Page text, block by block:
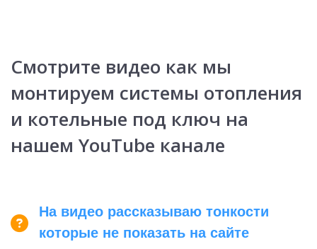
Смотрите видео как мы
монтируем системы отопления
и котельные под ключ на
нашем YouTube канале
На видео рассказываю тонкости
которые не показать на сайте